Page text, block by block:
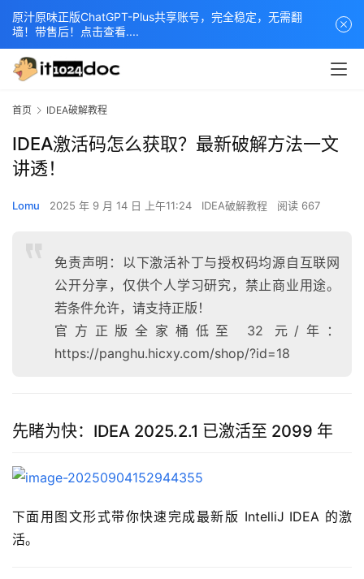
首页 IDEA破解教程
IDEA激活码怎么获取？最新破解方法一文
讲透！
Lomu 2025 年 9 月 14 日 上午11:24 IDEA破解教程 阅读 667
免责声明：以下激活补丁与授权码均源自互联网
公开分享，仅供个人学习研究，禁止商业用途。
若条件允许，请支持正版！
官方正版全家桶低至 32 元/年：
https://panghu.hicxy.com/shop/?id=18
先睹为快：IDEA 2025.2.1 已激活至 2099 年
下面用图文形式带你快速完成最新版 IntelliJ IDEA 的激
活。
原汁原味正版ChatGPT-Plus共享账号，完全稳定，无需翻
墙！带售后！点击查看....